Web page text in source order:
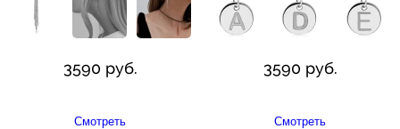
3590 руб.
Смотреть
3590 руб.
Смотреть